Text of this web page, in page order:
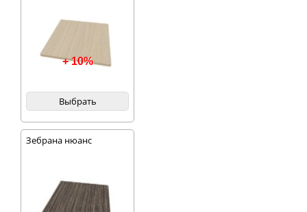
+ 10%
Выбрать
Зебрана нюанс